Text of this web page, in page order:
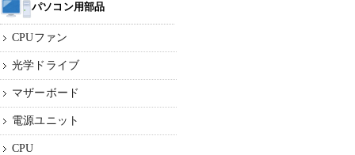
パソコン用部品
CPUファン
光学ドライブ
マザーボード
電源ユニット
CPU